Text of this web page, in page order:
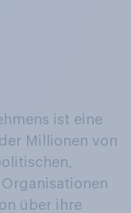
ist eine
Millionen von
über ihre